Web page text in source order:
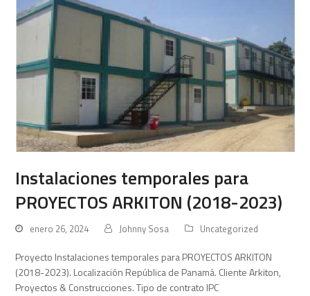
Instalaciones temporales para
PROYECTOS ARKITON (2018-2023)
enero 26, 2024 Johnny Sosa Uncategorized
Proyecto Instalaciones temporales para PROYECTOS ARKITON
(2018-2023). Localización República de Panamá. Cliente Arkiton,
Proyectos & Construcciones. Tipo de contrato IPC